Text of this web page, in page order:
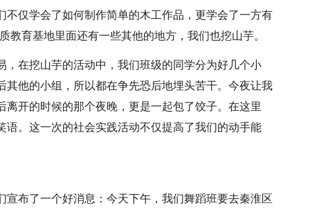
仅学会了如何制作简单的木工作品，更学会了一方有
教育基地里面还有一些其他的地方，我们也挖山芋。
，在挖山芋的活动中，我们班级的同学分为好几个小
他的小组，所以都在争先恐后地埋头苦干。今夜让我
开的时候的那个夜晚，更是一起包了饺子。在这里
。这一次的社会实践活动不仅提高了我们的动手能
布了一个好消息：今天下午，我们舞蹈班要去秦淮区